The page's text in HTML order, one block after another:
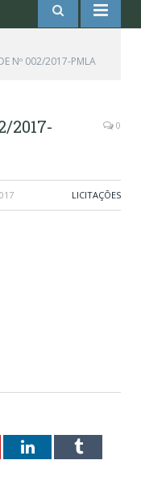
Nº 002/2017-PMLA
2017-
0
LICITAÇÕES
LinkedInTumblr